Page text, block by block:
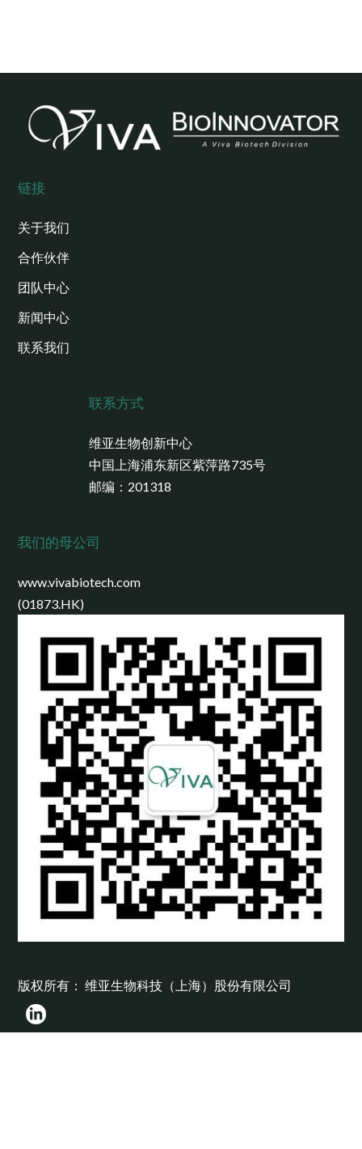
链接
关于我们
合作伙伴
团队中心
新闻中心
联系我们
联系方式
维亚生物创新中心
中国上海浦东新区紫萍路735号
邮编：201318
我们的母公司
www.vivabiotech.com
(01873.HK)
版权所有： 维亚生物科技（上海）股份有限公司